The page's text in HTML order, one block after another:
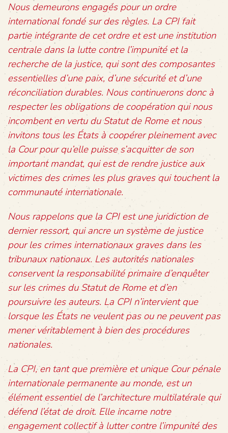
Nous demeurons engagés pour un ordre
international fondé sur des règles. La CPI fait
partie intégrante de cet ordre et est une institution
centrale dans la lutte contre l’impunité et la
recherche de la justice, qui sont des composantes
essentielles d’une paix, d’une sécurité et d’une
réconciliation durables. Nous continuerons donc à
respecter les obligations de coopération qui nous
incombent en vertu du Statut de Rome et nous
invitons tous les États à coopérer pleinement avec
la Cour pour qu’elle puisse s’acquitter de son
important mandat, qui est de rendre justice aux
victimes des crimes les plus graves qui touchent la
communauté internationale.
Nous rappelons que la CPI est une juridiction de
dernier ressort, qui ancre un système de justice
pour les crimes internationaux graves dans les
tribunaux nationaux. Les autorités nationales
conservent la responsabilité primaire d’enquêter
sur les crimes du Statut de Rome et d’en
poursuivre les auteurs. La CPI n’intervient que
lorsque les États ne veulent pas ou ne peuvent pas
mener véritablement à bien des procédures
nationales.
La CPI, en tant que première et unique Cour pénale
internationale permanente au monde, est un
élément essentiel de l’architecture multilatérale qui
défend l’état de droit. Elle incarne notre
engagement collectif à lutter contre l’impunité des